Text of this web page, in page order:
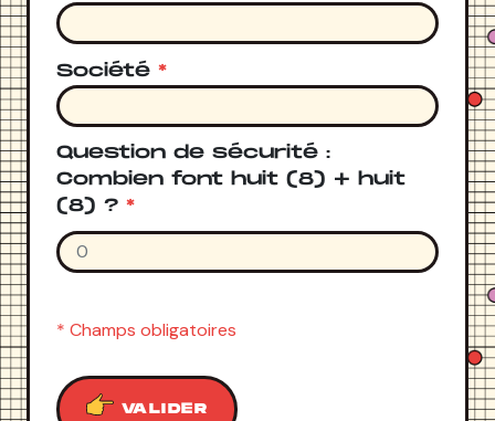
Société *
Question de sécurité :
Combien font huit (8) + huit
(8) ? *
* Champs obligatoires
VALIDER